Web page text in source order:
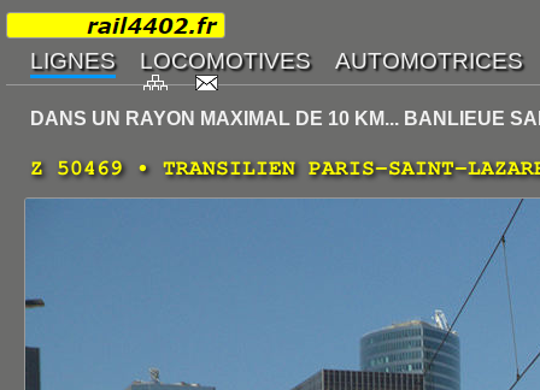
DANS UN RAYON MAXIMAL DE 10 KM... BANLIEUE
Z 50469 • TRANSILIEN PARIS-SAINT-